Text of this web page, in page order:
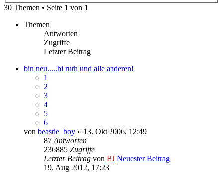
30 Themen • Seite 1 von 1
Themen
Antworten
Zugriffe
Letzter Beitrag
bin neu.....hi ruth und alle anderen!
1
2
3
4
5
6
von beastie_boy » 13. Okt 2006, 12:49
87 Antworten
236885 Zugriffe
Letzter Beitrag von BJ Neuester Beitrag
19. Aug 2012, 17:23